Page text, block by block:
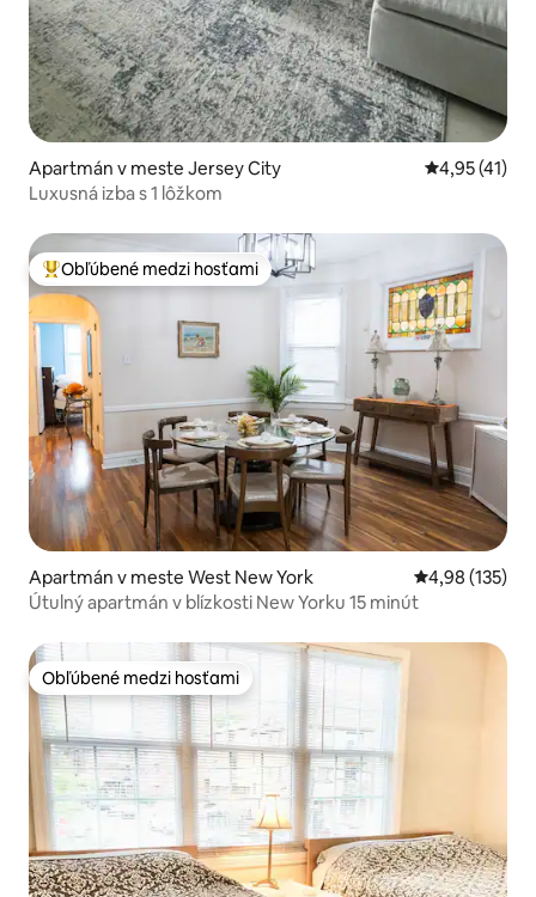
Apartmán v meste Jersey City Priemerné
4,95 (41)
Luxusná izba s 1 lôžkom
Najobľúbenejšie medzi hosťami
Obľúbené medzi hosťami
Apartmán v meste West New York Priemerné
4,98 (135)
Útulný apartmán v blízkosti New Yorku 15 minút
Obľúbené medzi hosťami
Obľúbené medzi hosťami